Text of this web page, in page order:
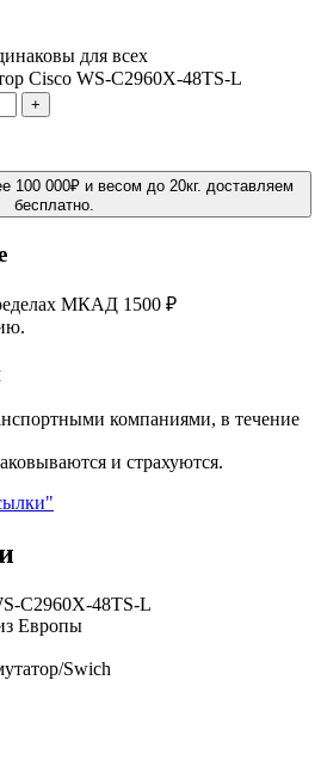
для всех
Cisco WS-C2960X-48TS-L
+
100 000₽ и весом до 20кг. доставляем
бесплатно.
МКАД 1500 ₽
компаниями, в течение
и страхуются.
C2960X-48TS-L
Европы
Swich